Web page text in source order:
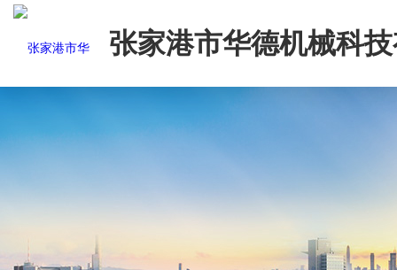
张家港市华德机械科
司